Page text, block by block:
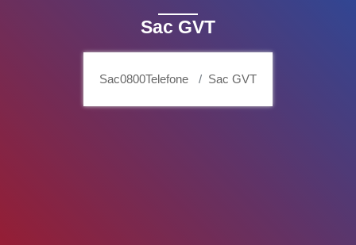
Sac GVT
Sac0800Telefone Sac GVT